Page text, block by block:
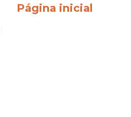
Página inicial